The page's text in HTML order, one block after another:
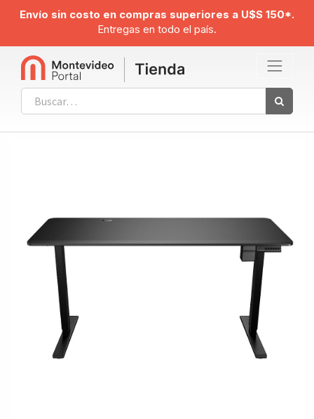
Envío sin costo en compras superiores a U$S 150*.
Entregas en todo el país.